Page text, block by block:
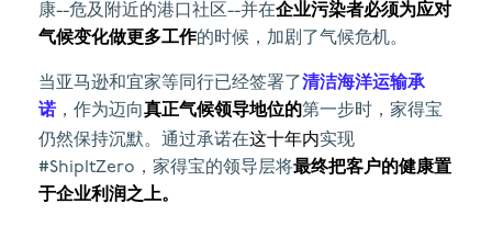
康--危及附近的港口社区--并在企业污染者必须为应对
气候变化做更多工作的时候，加剧了气候危机。
当亚马逊和宜家等同行已经签署了 清洁海洋运输承
诺 ，作为迈向 真正气候领导地位的第一步时，家得宝
仍然保持沉默。通过承诺在这十年内实现
#ShipItZero，家得宝的领导层将最终把客户的健康置
于企业利润之上。